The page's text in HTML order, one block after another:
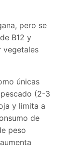
pero se
B12 y
vegetales
únicas
(2-3
y limita a
de
peso